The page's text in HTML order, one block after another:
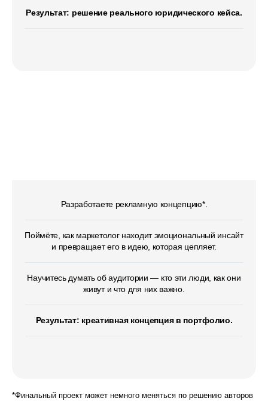
Результат: решение реального юридического кейса.
Разработаете рекламную концепцию*.
Поймёте, как маркетолог находит эмоциональный инсайт
и превращает его в идею, которая цепляет.
Научитесь думать об аудитории — кто эти люди, как они
живут и что для них важно.
Результат: креативная концепция в портфолио.
*Финальный проект может немного меняться по решению авторов
Всё в записи — никаких
Уроки доступны сразу после оплаты. Смотрите